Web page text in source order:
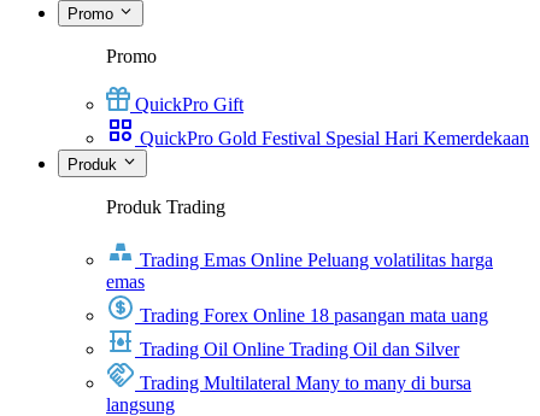
Promo
Promo
QuickPro Gift
QuickPro Gold Festival Spesial Hari Kemerdekaan
Produk
Produk Trading
Trading Emas Online Peluang volatilitas harga
emas
Trading Forex Online 18 pasangan mata uang
Trading Oil Online Trading Oil dan Silver
Trading Multilateral Many to many di bursa
langsung